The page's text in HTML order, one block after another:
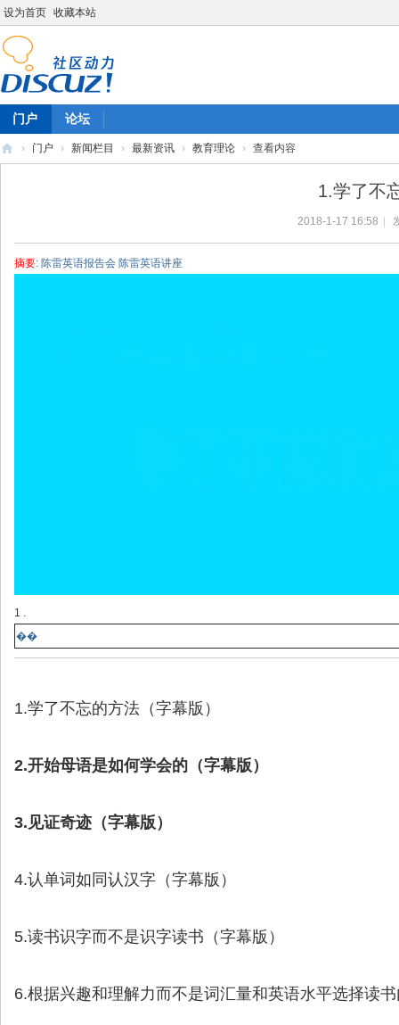
设为首页 收藏本站
门户 论坛
› 门户 › 新闻栏目 › 最新资讯 › 教育理论 › 查看内容
1.学了不
2018-1-17 16:58
摘要: 陈雷英语报告会 陈雷英语讲座
1 .
��
1.学了不忘的方法（字幕版）
2.开始母语是如何学会的（字幕版）
3.见证奇迹（字幕版）
4.认单词如同认汉字（字幕版）
5.读书识字而不是识字读书（字幕版）
6.根据兴趣和理解力而不是词汇量和英语水平选择读